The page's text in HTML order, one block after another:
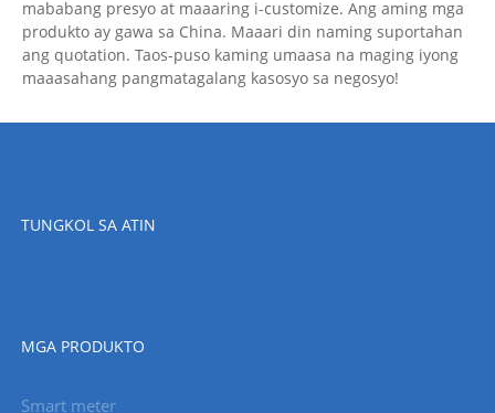
mababang presyo at maaaring i-customize. Ang aming mga
produkto ay gawa sa China. Maaari din naming suportahan
ang quotation. Taos-puso kaming umaasa na maging iyong
maaasahang pangmatagalang kasosyo sa negosyo!
TUNGKOL SA ATIN
MGA PRODUKTO
Smart meter